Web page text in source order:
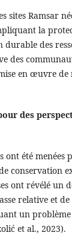
sites Ramsar
la
des
des
en œuvre de
des
ont été menées
conservation
ont révélé un
relative et
un
et al., 2023).